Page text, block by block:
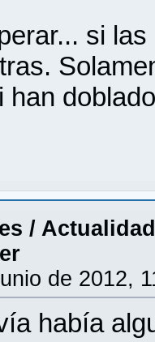
si
han
/ Actualidad
de 2012,
había